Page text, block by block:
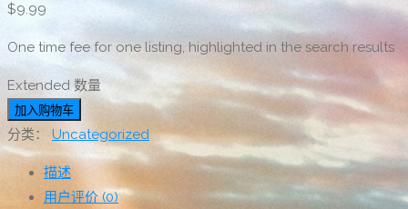
$9.99
One time fee for one listing, highlighted in the search results
Extended 数量
加入购物车
分类： Uncategorized
描述
用户评价 (0)